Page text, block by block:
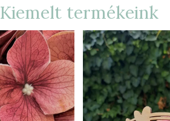
Kiemelt termékeink